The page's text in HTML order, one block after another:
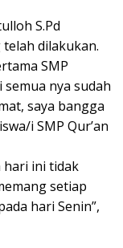
S.Pd
dilakukan.
SMP
semua nya sudah
saya bangga
i SMP Qur’an
hari ini tidak
setiap
hari Senin”,